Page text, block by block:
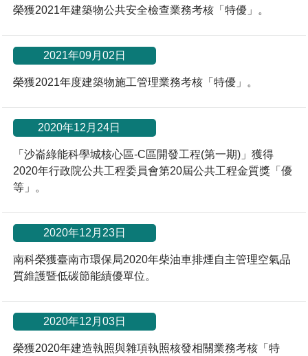
榮獲2021年建築物公共安全檢查業務考核「特優」。
2021年09月02日
榮獲2021年度建築物施工管理業務考核「特優」。
2020年12月24日
「沙崙綠能科學城核心區-C區開發工程(第一期)」獲得
2020年行政院公共工程委員會第20屆公共工程金質獎「優
等」。
2020年12月23日
南科榮獲臺南市環保局2020年柴油車排煙自主管理空氣品
質維護暨低碳節能績優單位。
2020年12月03日
榮獲2020年建造執照與雜項執照核發相關業務考核「特